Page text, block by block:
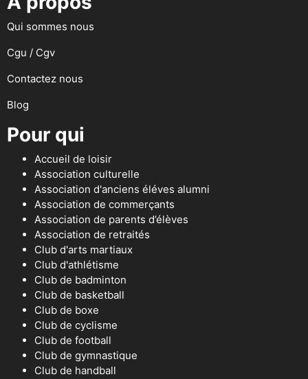
Qui sommes nous
Cgu / Cgv
Contactez nous
Blog
Pour qui
Accueil de loisir
Association culturelle
Association d'anciens éléves alumni
Association de commerçants
Association de parents d’élèves
Association de retraités
Club d'arts martiaux
Club d'athlétisme
Club de badminton
Club de basketball
Club de boxe
Club de cyclisme
Club de football
Club de gymnastique
Club de handball